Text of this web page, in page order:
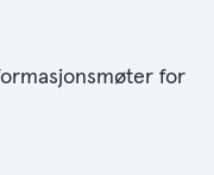
for